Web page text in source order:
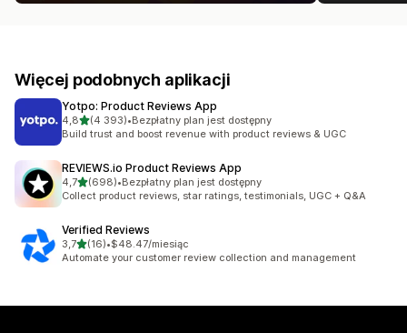
Więcej podobnych aplikacji
Yotpo: Product Reviews App
4,8na 5 gwiazdek
(4 393)
Łączna liczba recenzji: 4393
•Bezpłatny plan jest dostępny
Build trust and boost revenue with product reviews & UGC
REVIEWS.io Product Reviews App
4,7na 5 gwiazdek
(698)
Łączna liczba recenzji: 698
•Bezpłatny plan jest dostępny
Collect product reviews, star ratings, testimonials, UGC + Q&A
Verified Reviews
3,7na 5 gwiazdek
(16)
Łączna liczba recenzji: 16
•$48.47/miesiąc
Automate your customer review collection and management